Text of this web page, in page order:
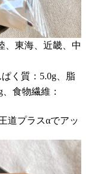
、東海、近畿、中
く質：5.0g、脂
食物繊維：
道プラスαでアッ